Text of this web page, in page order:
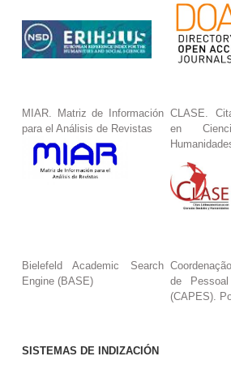
MIAR. Matriz de Información
para el Análisis de Revistas
CLASE.
en
Bielefeld Academic Search
Engine (BASE)
de
(CAPES).
SISTEMAS DE INDIZACIÓN